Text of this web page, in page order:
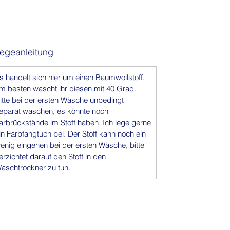
Jeder Stoff ist ein Unikat – kleine
Abweichungen machen seinen
besonderen Charme aus.
handelt sich hier um einen Baumwollstoff,
besten wascht ihr diesen mit 40 Grad.
bei der ersten Wäsche unbedingt
waschen, es könnte noch
im Stoff haben. Ich lege gerne
Farbfangtuch bei. Der Stoff kann noch ein
eingehen bei der ersten Wäsche, bitte
darauf den Stoff in den
zu tun.